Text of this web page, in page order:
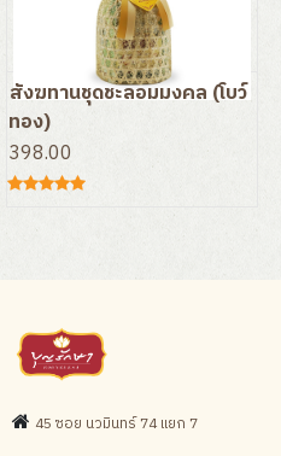
สังฆทานชุดชะลอมมงคล (โบว์
ทอง)
398.00
45 ซอย นวมินทร์ 74 แยก 7